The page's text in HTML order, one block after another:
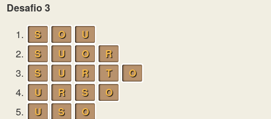
Desafio 3
1.
S O
U
2.
S U O
R
3.
S U R T
O
4.
U R S
O
5.
U S
O